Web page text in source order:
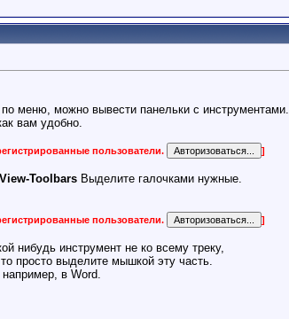
меню, можно вывести панельки с инструментами.
вам удобно.
пользователи. ]
View-Toolbars Выделите галочками нужные.
пользователи. ]
нибудь инструмент не ко всему треку,
просто выделите мышкой эту часть.
в Word.